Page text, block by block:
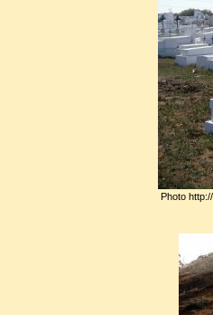
Photo
le poète du
Genet
et
mieux que
de